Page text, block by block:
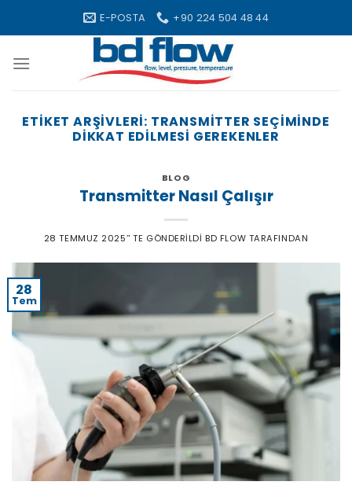
E-POSTA +90 224 504 48 44
ETIKET ARŞIVLERI: TRANSMITTER SEÇIMINDE
DIKKAT EDILMESI GEREKENLER
BLOG
Transmitter Nasıl Çalışır
28 TEMMUZ 2025’' TE GÖNDERILDI BD FLOW TARAFINDAN
28
Tem